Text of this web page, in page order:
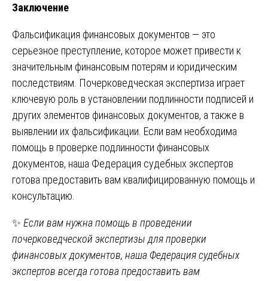
Заключение
Фальсификация финансовых документов — это
серьезное преступление, которое может привести к
значительным финансовым потерям и юридическим
последствиям. Почерковедческая экспертиза играет
ключевую роль в установлении подлинности подписей и
других элементов финансовых документов, а также в
выявлении их фальсификации. Если вам необходима
помощь в проверке подлинности финансовых
документов, наша Федерация судебных экспертов
готова предоставить вам квалифицированную помощь и
консультацию.
✨ Если вам нужна помощь в проведении
почерковедческой экспертизы для проверки
финансовых документов, наша Федерация судебных
экспертов всегда готова предоставить вам